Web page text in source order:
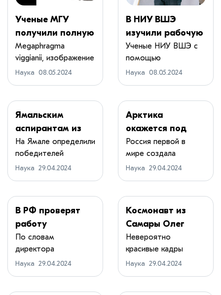
Ученые МГУ
получили полную
реконструкцию
зрительной
системы
насекомых
Megaphragma
viggianii, изображение
получено на ска...
Наука 08.05.2024
В НИУ ВШЭ
изучили рабочую
память и узнали,
что время дорого
обходится мозгу
Ученые НИУ ВШЭ с
помощью
магнитоэнцефалогра
Наука 08.05.2024
Ямальским
аспирантам из
числа коренных
северян раздали
гранты на науку
На Ямале определили
победителей
конкурса грантов с...
Наука 29.04.2024
Арктика
окажется под
непрерывным
взором из
космоса
Россия первой в
мире создала
космическую
Наука 29.04.2024
В РФ проверят
работу
"пульсарной"
навигации на
борту Российской
орбитальной
станции
По словам
директора
Института
Наука 29.04.2024
Космонавт из
Самары Олег
Кононенко
сделал селфи в
открытом
космосе
Невероятно
красивые кадры
сделал космонавт
Наука 29.04.2024